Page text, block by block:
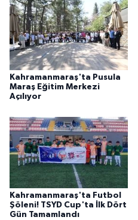
Kahramanmaraş'ta Pusula
Maraş Eğitim Merkezi
Açılıyor
Kahramanmaraş'ta Futbol
Şöleni! TSYD Cup'ta İlk Dört
Gün Tamamlandı